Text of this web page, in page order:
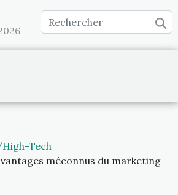
Tech
méconnus du marketing